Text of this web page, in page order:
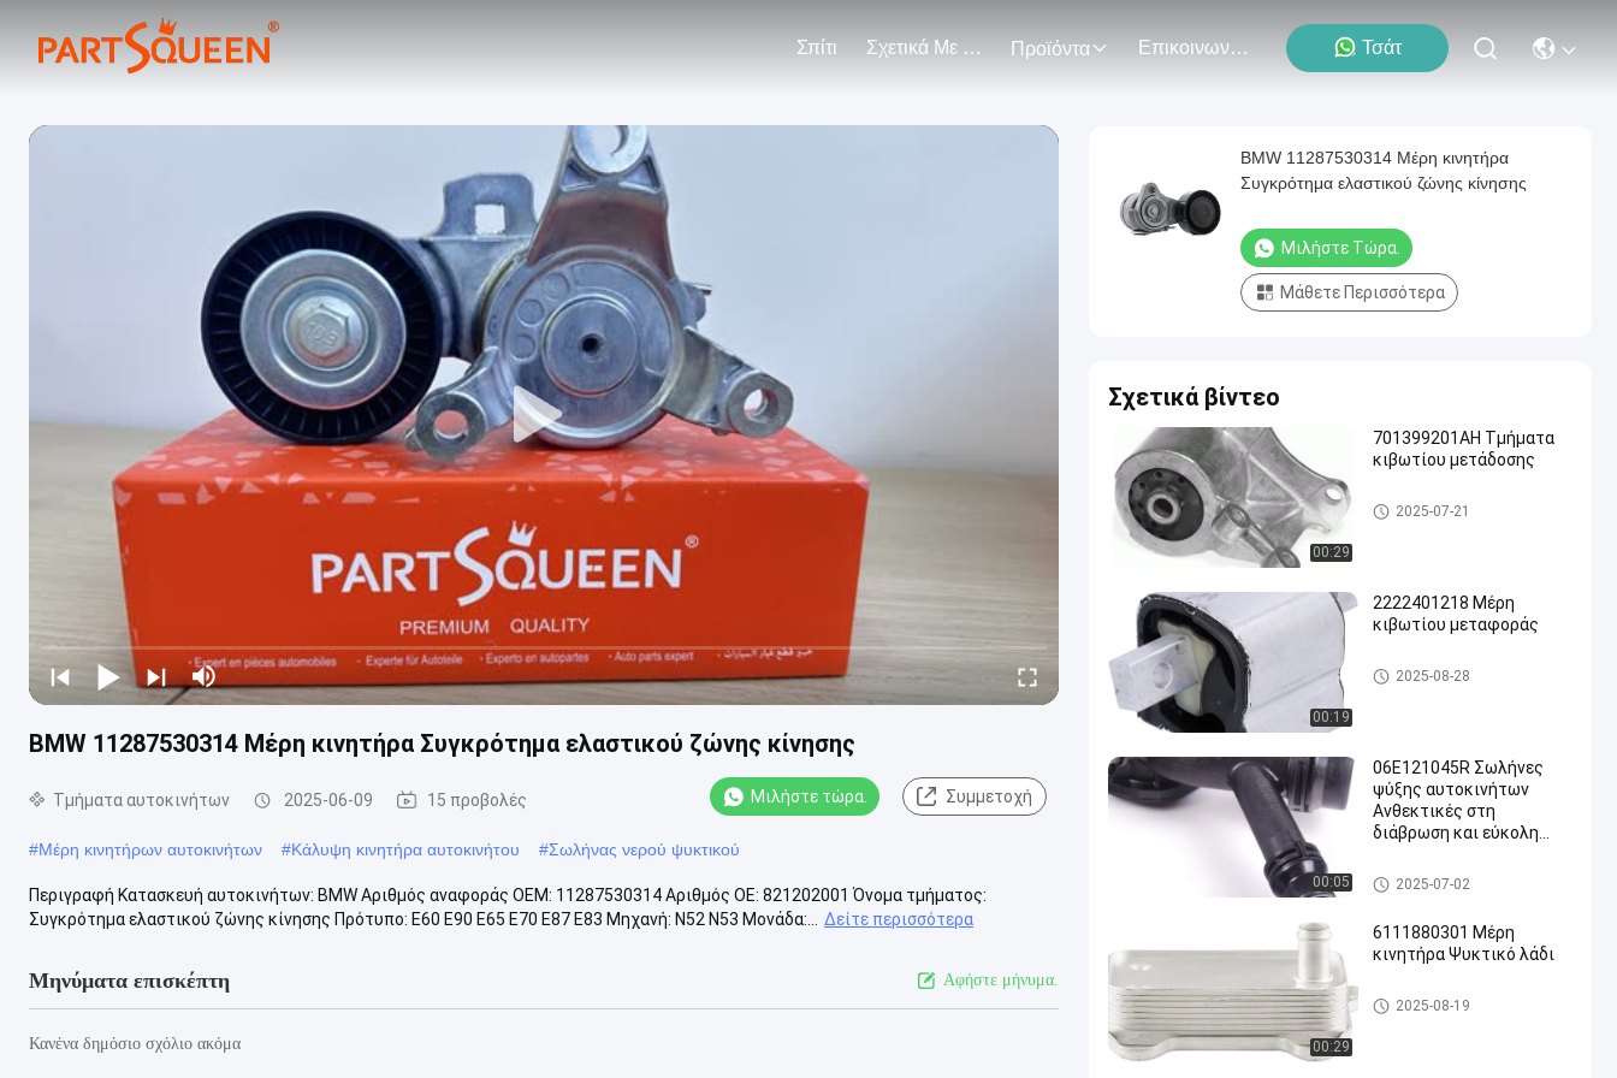
Σπίτι Σχετικά Με Εμάς Προϊόντα Επικοινωνήστε Μαζί Μας Τσάτ
BMW 11287530314 Μέρη κινητήρα Συγκρότημα ελαστικού ζώνης κίνησης
Τμήματα αυτοκινήτων 2025-06-09 15 προβολές Μιλήστε τώρα. Συμμετοχή
#Μέρη κινητήρων αυτοκινήτων #Κάλυψη κινητήρα αυτοκινήτου #Σωλήνας νερού ψυκτικού
Περιγραφή Κατασκευή αυτοκινήτων: BMW Αριθμός αναφοράς OEM: 11287530314 Αριθμός ΟΕ: 821202001 Όνομα τμήματος:
Συγκρότημα ελαστικού ζώνης κίνησης Πρότυπο: E60 E90 E65 E70 E87 E83 Μηχανή: N52 N53 Μονάδα:...
Δείτε περισσότερα
Μηνύματα επισκέπτη Αφήστε μήνυμα.
Κανένα δημόσιο σχόλιο ακόμα
BMW 11287530314 Μέρη κινητήρα
Συγκρότημα ελαστικού ζώνης κίνησης
Μιλήστε Τώρα.
Μάθετε Περισσότερα
Σχετικά βίντεο
00:29
701399201AH Τμήματα
κιβωτίου μετάδοσης
Τμήματα αυτοκινήτων
2025-07-21
00:19
2222401218 Μέρη
κιβωτίου μεταφοράς
Τμήματα αυτοκινήτων
2025-08-28
00:05
06E121045R Σωλήνες
ψύξης αυτοκινήτων
Ανθεκτικές στη
διάβρωση και εύκολη
Τμήματα αυτοκινήτων
2025-07-02
00:29
6111880301 Μέρη
κινητήρα Ψυκτικό λάδι
Τμήματα αυτοκινήτων
2025-08-19